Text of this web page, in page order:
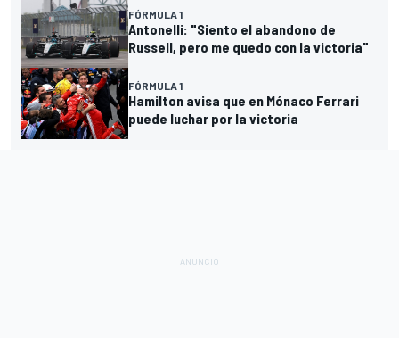
FÓRMULA 1
Antonelli: "Siento el abandono de
Russell, pero me quedo con la victoria"
FÓRMULA 1
Hamilton avisa que en Mónaco Ferrari
puede luchar por la victoria